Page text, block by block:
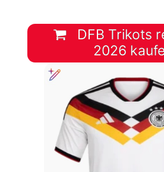
DFB Trikots
2026